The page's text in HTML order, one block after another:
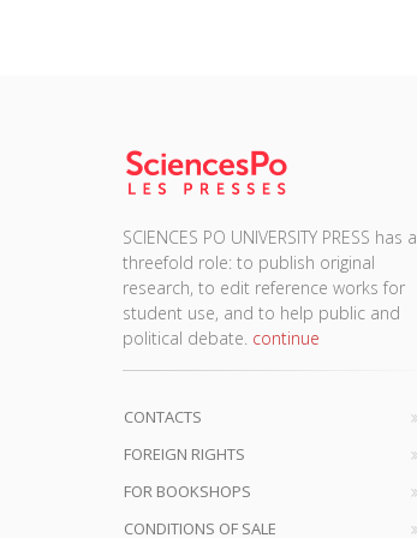
SCIENCES PO UNIVERSITY PRESS has a
threefold role: to publish original
research, to edit reference works for
student use, and to help public and
political debate. continue
CONTACTS
FOREIGN RIGHTS
FOR BOOKSHOPS
CONDITIONS OF SALE